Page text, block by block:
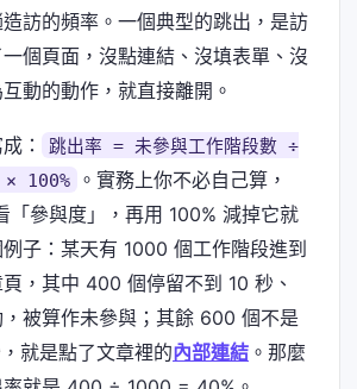
訪的頻率。一個典型的跳出，是訪
個頁面，沒點連結、沒填表單、沒
動的動作，就直接離開。
：
跳出率 = 未參與工作階段數 ÷
× 100%
。實務上你不必自己算，
「參與度」，再用 100% 減掉它就
子：某天有 1000 個工作階段進到
，其中 400 個停留不到 10 秒、
被算作未參與；其餘 600 個不是
就是點了文章裡的內部連結 。那麼